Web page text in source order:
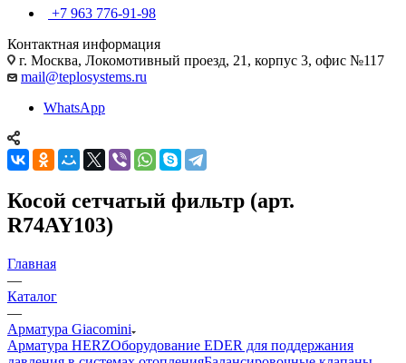
+7 963 776-91-98
Контактная информация
г. Москва, Локомотивный проезд, 21, корпус 3, офис №117
mail@teplosystems.ru
WhatsApp
Косой сетчатый фильтр (арт.
R74AY103)
Главная
—
Каталог
—
Арматура Giacomini
Арматура HERZОборудование EDER для поддержания